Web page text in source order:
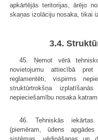
apkārtējās teritorijas, ārējo
skaņas izolāciju nosaka, tikai
3.4.
45. Ņemot vērā
novietojumu attiecībā
reglamentēti, vispirms
struktūrtrokšņa
nepieciešamību nosaka
46. Tehniskās
(piemēram, ūdens